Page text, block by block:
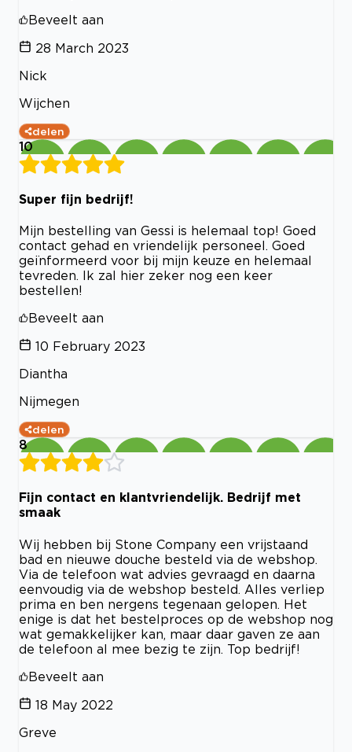
Beveelt aan
28 March 2023
Nick
Wijchen
delen
10
Super fijn bedrijf!
Mijn bestelling van Gessi is helemaal top! Goed
contact gehad en vriendelijk personeel. Goed
geïnformeerd voor bij mijn keuze en helemaal
tevreden. Ik zal hier zeker nog een keer
bestellen!
Beveelt aan
10 February 2023
Diantha
Nijmegen
delen
8
Fijn contact en klantvriendelijk. Bedrijf met
smaak
Wij hebben bij Stone Company een vrijstaand
bad en nieuwe douche besteld via de webshop.
Via de telefoon wat advies gevraagd en daarna
eenvoudig via de webshop besteld. Alles verliep
prima en ben nergens tegenaan gelopen. Het
enige is dat het bestelproces op de webshop nog
wat gemakkelijker kan, maar daar gaven ze aan
de telefoon al mee bezig te zijn. Top bedrijf!
Beveelt aan
18 May 2022
Greve